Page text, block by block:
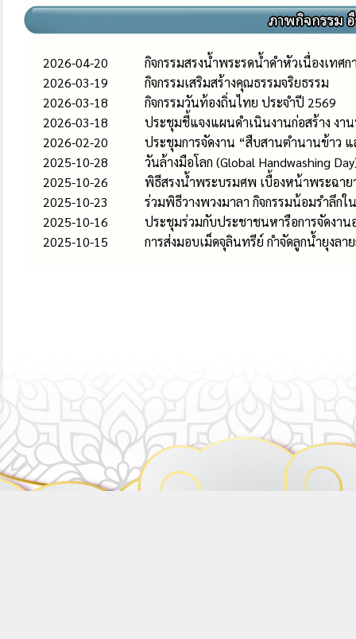
2026-04-20
กิจกรรมสรงน้ำพระรดน้ำดำหัวเนื่องเทศ
2026-03-19
กิจกรรมเสริมสร้างคุณธรรมจริยธรรม
2026-03-18
กิจกรรมวันท้องถิ่นไทย ประจำปี 2569
2026-03-18
ประชุมชี้แจงแผนดําเนินงานก่อสร้าง ง
2026-02-20
ประชุมการจัดงาน “สืบสานตำนานข้าว
2025-10-28
วันล้างมือโลก (Global Handwashing
2025-10-26
พิธีสรงน้ำพระบรมศพ เบื้องหน้าพระฉา
2025-10-23
ร่วมพิธีวางพวงมาลา กิจกรรมน้อมรำลึก
2025-10-16
ประชุมร่วมกับประชาชนหารือการจัดงา
2025-10-15
การส่งมอบเม็ดจุลินทรีย์ กำจัดลูกน้ำยุงล